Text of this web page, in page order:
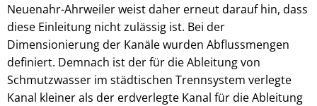
Neuenahr-Ahrweiler weist daher erneut darauf hin, dass
diese Einleitung nicht zulässig ist. Bei der
Dimensionierung der Kanäle wurden Abflussmengen
definiert. Demnach ist der für die Ableitung von
Schmutzwasser im städtischen Trennsystem verlegte
Kanal kleiner als der erdverlegte Kanal für die Ableitung